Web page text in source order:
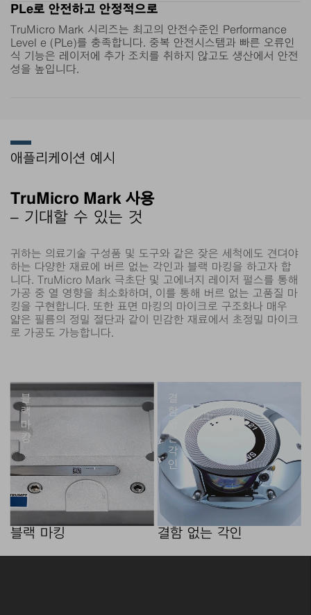
르 없이 완벽한 마킹 결과를 얻을
수 있습니다.
리 후에
성이 뛰
리스강의
PLe로 안전하고 안정적으로
TruMicro Mark 시리즈는 최고의 안전수준인 Performance
Level e (PLe)를 충족합니다. 중복 안전시스템과 빠른 오류인
식 기능은 레이저에 추가 조치를 취하지 않고도 생산에서 안전
성을 높입니다.
애플리케이션 예시
TruMicro Mark 사용
– 기대할 수 있는 것
귀하는 의료기술 구성품 및 도구와 같은 잦은 세척에도 견뎌야
하는 다양한 재료에 버르 없는 각인과 블랙 마킹을 하고자 합
니다. TruMicro Mark 극초단 및 고에너지 레이저 펄스를 통해
가공 중 열 영향을 최소화하며, 이를 통해 버르 없는 고품질 마
킹을 구현합니다. 또한 표면 마킹의 마이크로 구조화나 매우
얇은 필름의 정밀 절단과 같이 민감한 재료에서 초정밀 마이크
로 가공도 가능합니다.
블
랙
마
킹
블랙 마킹
결
함
없
는
각
인
결함 없는 각인